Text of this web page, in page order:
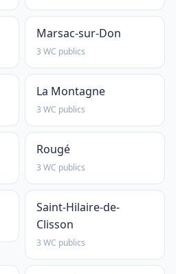
Marsac-sur-Don
3 WC publics
La Montagne
3 WC publics
Rougé
3 WC publics
Saint-Hilaire-de-
Clisson
3 WC publics